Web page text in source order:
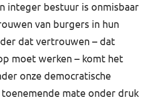
integer bestuur is onmisbaar
van burgers in hun
dat vertrouwen – dat
moet werken – komt het
onze democratische
mate onder druk